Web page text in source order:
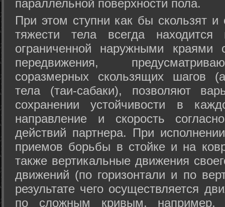
параллельной поверхности пола.
При этом ступни как бы скользят
тяжести тела всегда
ограниченной наружными краями
передвижения,
соразмерных скользящих шагов
тела (таи-сабаки), позволяют
сохранении устойчивости в
направление и скорость
действий партнера. При
приемов борьбы в стойке и на
также вертикальные движения
движений (по горизонтали и по
результате чего осуществляется
по сложным кривым, например,